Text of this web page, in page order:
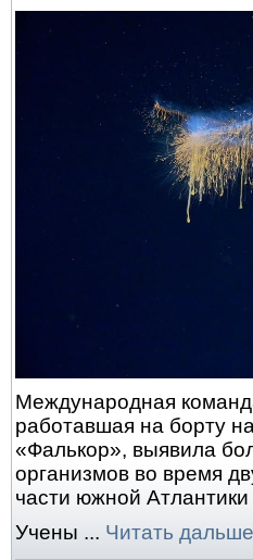
Международная
работавшая на борту
«Фалькор», выявила
организмов во время
части южной
Учены ... Читать